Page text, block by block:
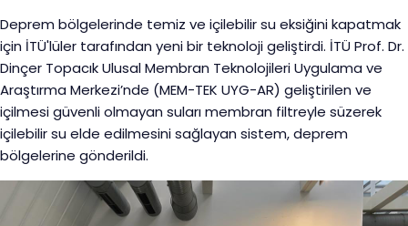
Deprem bölgelerinde temiz ve içilebilir su eksiğini kapatmak
için İTÜ'lüler tarafından yeni bir teknoloji geliştirdi. İTÜ Prof. Dr.
Dinçer Topacık Ulusal Membran Teknolojileri Uygulama ve
Araştırma Merkezi’nde (MEM-TEK UYG-AR) geliştirilen ve
içilmesi güvenli olmayan suları membran filtreyle süzerek
içilebilir su elde edilmesini sağlayan sistem, deprem
bölgelerine gönderildi.